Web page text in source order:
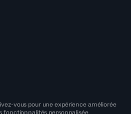
vous pour une expérience améliorée
fonctionnalités personnalisée